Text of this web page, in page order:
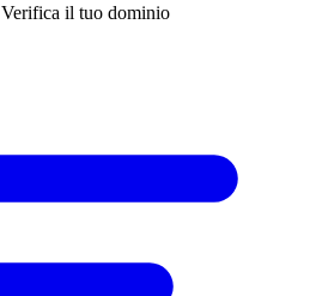
Verifica il tuo dominio